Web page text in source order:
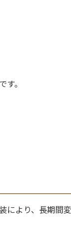
。
により、長期間